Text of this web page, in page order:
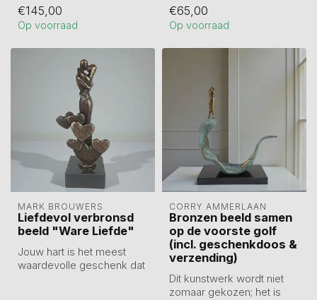
vie...
€145,00
Op voorraad
€65,00
Op voorraad
MARK BROUWERS
Liefdevol verbronsd
beeld "Ware Liefde"
Jouw hart is het meest
waardevolle geschenk dat
CORRY AMMERLAAN
Bronzen beeld samen
op de voorste golf
(incl. geschenkdoos &
verzending)
Dit kunstwerk wordt niet
zomaar gekozen; het is